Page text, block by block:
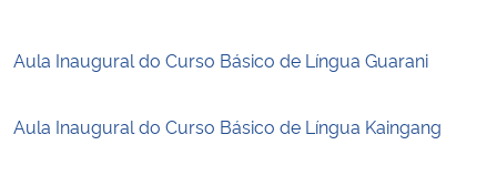
Aula Inaugural do Curso Básico de Língua Guarani
Aula Inaugural do Curso Básico de Língua Kaingang